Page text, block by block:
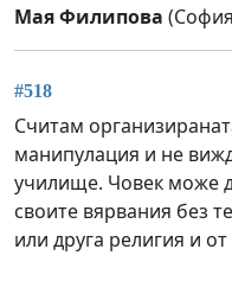
Мая Филипова
#518
Считам
манипулация и не
училище. Човек може
своите вярвания без
или друга религия и